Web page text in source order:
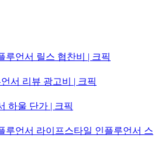
루언서 릴스 협찬비 | 크픽
서 리뷰 광고비 | 크픽
하울 단가 | 크픽
루언서 라이프스타일 인플루언서 스